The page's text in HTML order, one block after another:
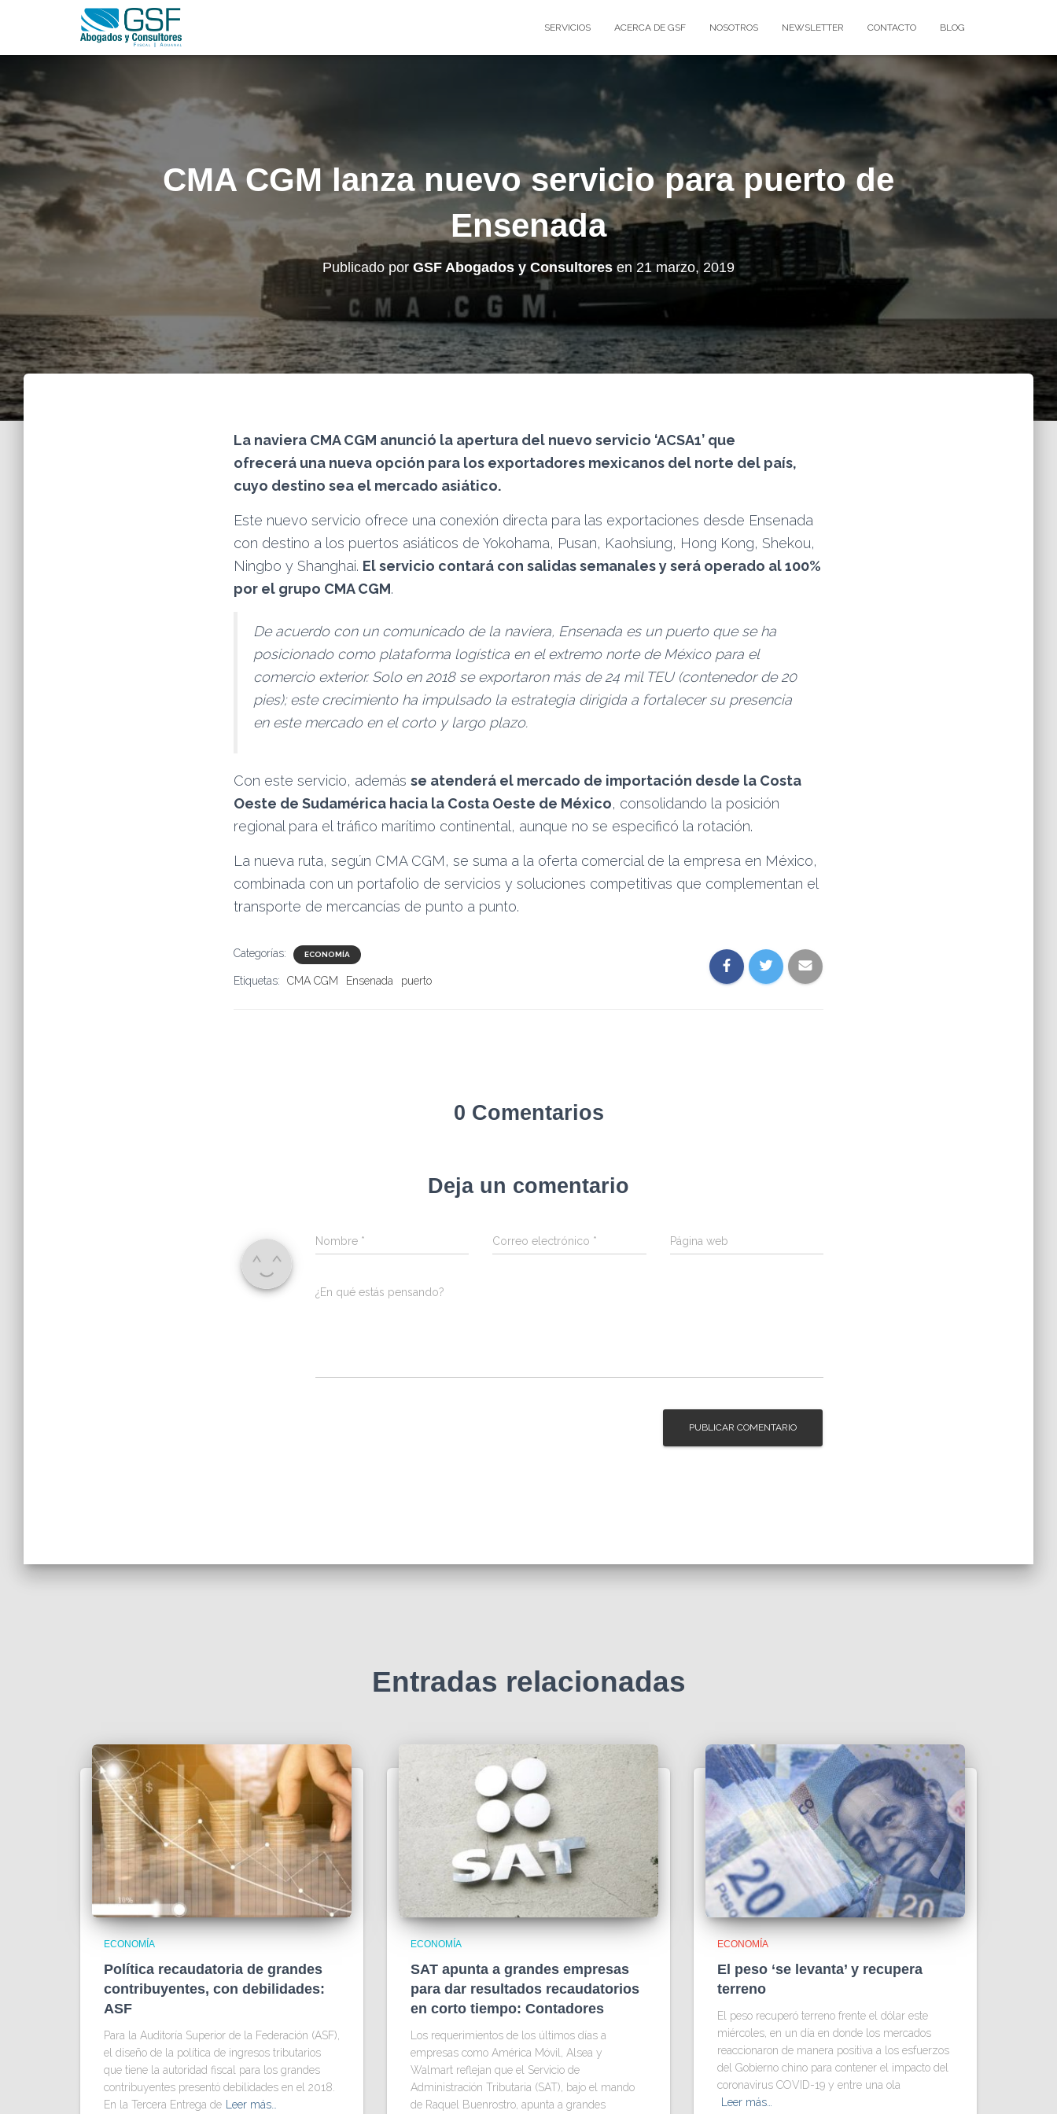
SERVICIOS ACERCA DE GSF NOSOTROS NEWSLETTER CONTACTO BLOG
CMA CGM lanza nuevo servicio para puerto de
Ensenada
Publicado por GSF Abogados y Consultores en 21 marzo, 2019
La naviera CMA CGM anunció la apertura del nuevo servicio ‘ACSA1’ que
ofrecerá una nueva opción para los exportadores mexicanos del norte del país,
cuyo destino sea el mercado asiático.
Este nuevo servicio ofrece una conexión directa para las exportaciones desde Ensenada
con destino a los puertos asiáticos de Yokohama, Pusan, Kaohsiung, Hong Kong, Shekou,
Ningbo y Shanghai. El servicio contará con salidas semanales y será operado al 100%
por el grupo CMA CGM.
De acuerdo con un comunicado de la naviera, Ensenada es un puerto que se ha
posicionado como plataforma logística en el extremo norte de México para el
comercio exterior. Solo en 2018 se exportaron más de 24 mil TEU (contenedor de 20
pies); este crecimiento ha impulsado la estrategia dirigida a fortalecer su presencia
en este mercado en el corto y largo plazo.
Con este servicio, además se atenderá el mercado de importación desde la Costa
Oeste de Sudamérica hacia la Costa Oeste de México, consolidando la posición
regional para el tráfico marítimo continental, aunque no se especificó la rotación.
La nueva ruta, según CMA CGM, se suma a la oferta comercial de la empresa en México,
combinada con un portafolio de servicios y soluciones competitivas que complementan el
transporte de mercancías de punto a punto.
Categorías: ECONOMÍA
Etiquetas: CMA CGM Ensenada puerto
0 Comentarios
Deja un comentario
Nombre * Correo electrónico * Página web
¿En qué estás pensando?
Entradas relacionadas
ECONOMÍA
Política recaudatoria de grandes
contribuyentes, con debilidades:
ASF
Para la Auditoría Superior de la Federación (ASF),
el diseño de la política de ingresos tributarios
que tiene la autoridad fiscal para los grandes
contribuyentes presentó debilidades en el 2018.
En la Tercera Entrega de
Leer más…
ECONOMÍA
SAT apunta a grandes empresas
para dar resultados recaudatorios
en corto tiempo: Contadores
Los requerimientos de los últimos días a
empresas como América Móvil, Alsea y
Walmart reflejan que el Servicio de
Administración Tributaria (SAT), bajo el mando
de Raquel Buenrostro, apunta a grandes
ECONOMÍA
El peso ‘se levanta’ y recupera
terreno
El peso recuperó terreno frente el dólar este
miércoles, en un día en donde los mercados
reaccionaron de manera positiva a los esfuerzos
del Gobierno chino para contener el impacto del
coronavirus COVID-19 y entre una ola
Leer más…